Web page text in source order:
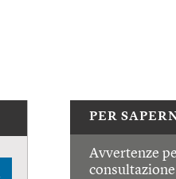
PER
Avvertenze